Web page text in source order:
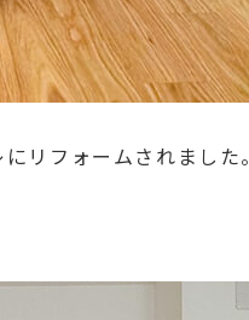
リフォームされました。